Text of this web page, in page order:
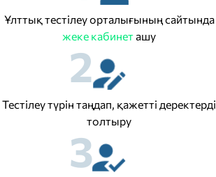
Ұлттық тестілеу орталығының сайтында
жеке кабинет ашу
2
Тестілеу түрін таңдап, қажетті деректерді
толтыру
3